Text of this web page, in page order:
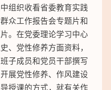
组织收看省委教育实践
众工作报告会专题片和
。在党委理论学习中心
、党性修养方面资料，
子成员和党员干部撰写
展党性修养、作风建设
授课的方式，就有关作